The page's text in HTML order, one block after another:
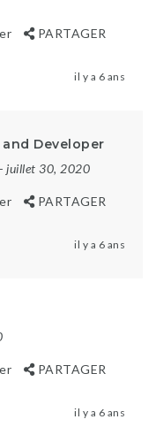
PARTAGER
il y a 6 ans
Developer
- juillet 30, 2020
PARTAGER
il y a 6 ans
PARTAGER
il y a 6 ans